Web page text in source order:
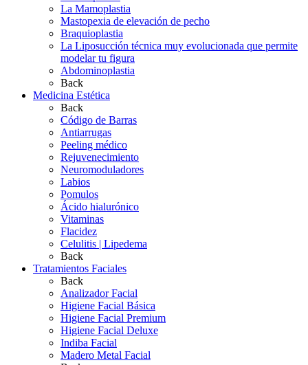
La Mamoplastia
Mastopexia de elevación de pecho
Braquioplastia
La Liposucción técnica muy evolucionada que permite
modelar tu figura
Abdominoplastia
Back
Medicina Estética
Back
Código de Barras
Antiarrugas
Peeling médico
Rejuvenecimiento
Neuromoduladores
Labios
Pomulos
Ácido hialurónico
Vitaminas
Flacidez
Celulitis | Lipedema
Back
Tratamientos Faciales
Back
Analizador Facial
Higiene Facial Básica
Higiene Facial Premium
Higiene Facial Deluxe
Indiba Facial
Madero Metal Facial